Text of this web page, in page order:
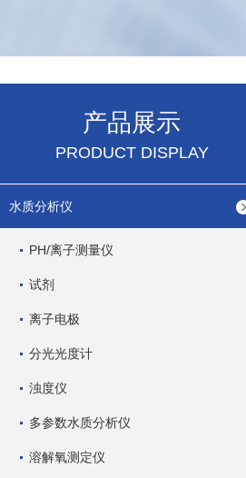
产品展示
PRODUCT DISPLAY
水质分析仪
PH/离子测量仪
试剂
离子电极
分光光度计
浊度仪
多参数水质分析仪
溶解氧测定仪